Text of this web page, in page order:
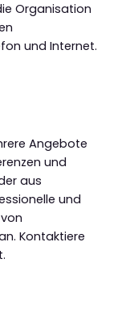
Organisation
und Internet.
Angebote
und
aus
und
Kontaktiere